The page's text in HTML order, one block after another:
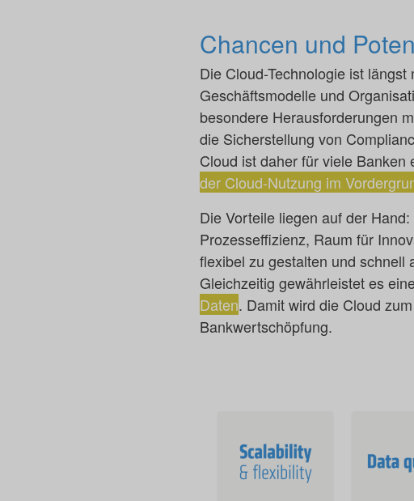
Chancen und
Die Cloud-Technologie ist
Geschäftsmodelle und
besondere Herausforderungen
die Sicherstellung von
Cloud ist daher für viele
der Cloud-Nutzung im
Die Vorteile liegen auf der
Prozesseffizienz, Raum für
flexibel zu gestalten und schnell
Gleichzeitig gewährleistet es
Daten. Damit wird die Cloud
Bankwertschöpfung.